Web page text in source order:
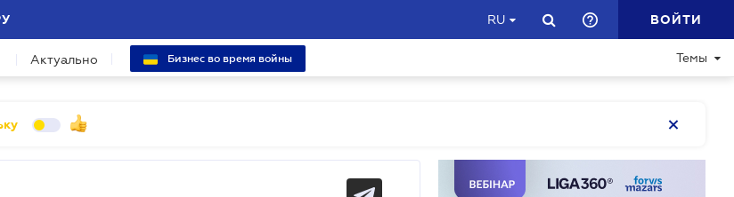
RU ВОЙТИ
Актуально Бизнес во время войны Темы